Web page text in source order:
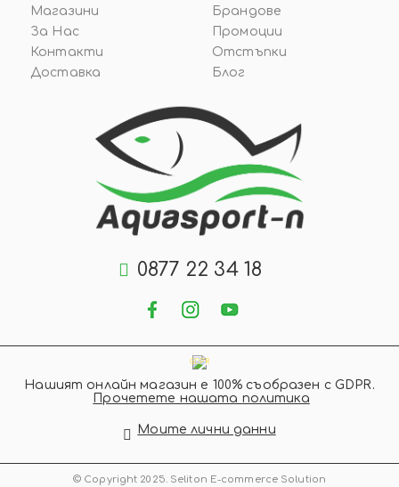
0877 22 34 18
Магазини
За Нас
Контакти
Доставка
Брандове
Промоции
Отстъпки
Блог
GDPR
Нашият онлайн магазин е 100% съобразен с GDPR.
Прочетете нашата политика
Моите лични данни
© Copyright 2025. Seliton E-commerce Solution